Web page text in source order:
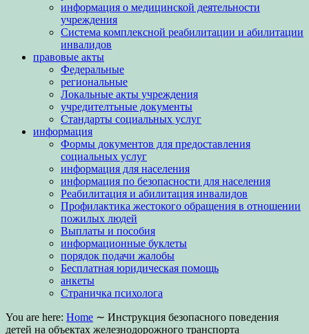
информация о медицинской деятельности
учреждения
Система комплексной реабилитации и абилитации
инвалидов
правовые акты
Федеральные
региональные
Локальные акты учреждения
учредителтьные документы
Стандарты социальных услуг
информация
Формы документов для предоставления
социальных услуг
информация для населения
информация по безопасности для населения
Реабилитация и абилитация инвалидов
Профилактика жестокого обращения в отношении
пожилых людей
Выплаты и пособия
информационные буклеты
порядок подачи жалобы
Бесплатная юридическая помощь
анкеты
Страничка психолога
You are here: Home ∼ Инструкция безопасного поведения
детей на объектах железнодорожного транспорта